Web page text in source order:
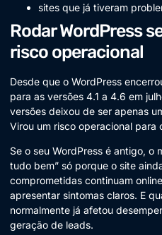
sites que já tiveram
Rodar WordPress
risco operacional
Desde que o WordPress
para as versões 4.1 a 4.6 em
versões deixou de ser apenas
Virou um risco operacional para
Se o seu WordPress é antigo, o
tudo bem” só porque o site
comprometidas continuam
apresentar sintomas claros. E
normalmente já afetou
geração de leads.